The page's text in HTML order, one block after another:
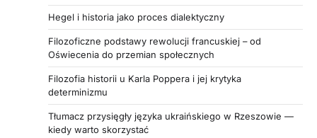
Hegel i historia jako proces dialektyczny
Filozoficzne podstawy rewolucji francuskiej – od
Oświecenia do przemian społecznych
Filozofia historii u Karla Poppera i jej krytyka
determinizmu
Tłumacz przysięgły języka ukraińskiego w Rzeszowie —
kiedy warto skorzystać